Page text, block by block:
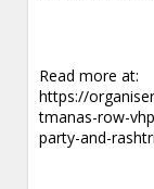
Read more at:
https://
tmanas-row-
party-and-